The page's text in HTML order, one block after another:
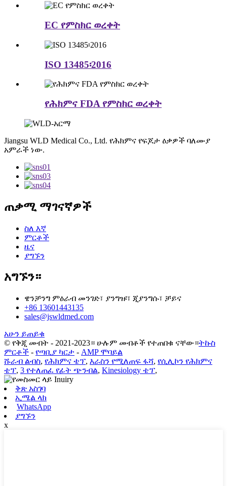
EC የምስክር ወረቀት
ISO 13485፡2016
የሕክምና FDA የምስክር ወረቀት
Jiangsu WLD Medical Co., Ltd. የሕክምና የፍጆታ ዕቃዎች ባለሙያ
አምራች ነው.
ጠቃሚ ማገናኛዎች
ስለ እኛ
ምርቶች
ዜና
ያግኙን
አግኙን።
ዌንቻንግ ምዕራብ መንገድ፣ ያንግዡ፣ ጂያንግሱ፣ ቻይና
+86 13601443135
sales@jswldmed.com
አሁን ይጠይቁ
© የቅጂ መብት - 2021-2023። ሁሉም መብቶች የተጠበቁ ናቸው።ትኩስ
ምርቶች - የጣቢያ ካርታ - AMP ሞባይል
ሹራብ ልብስ, የሕክምና ቴፕ, እራስን የሚለጠፍ ፋሻ, የሲሊኮን የሕክምና
ቴፕ, 3 የተለጠፈ የፊት ጭንብል, Kinesiology ቴፕ,
ቅጽ አስገባ
ኢሜል ላክ
WhatsApp
ያግኙን
x